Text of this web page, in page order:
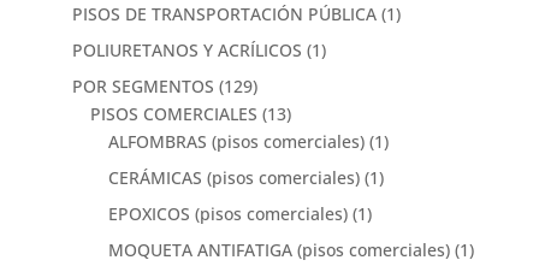
PISOS DE TRANSPORTACIÓN PÚBLICA (1)
POLIURETANOS Y ACRÍLICOS (1)
POR SEGMENTOS (129)
PISOS COMERCIALES (13)
ALFOMBRAS (pisos comerciales) (1)
CERÁMICAS (pisos comerciales) (1)
EPOXICOS (pisos comerciales) (1)
MOQUETA ANTIFATIGA (pisos comerciales) (1)